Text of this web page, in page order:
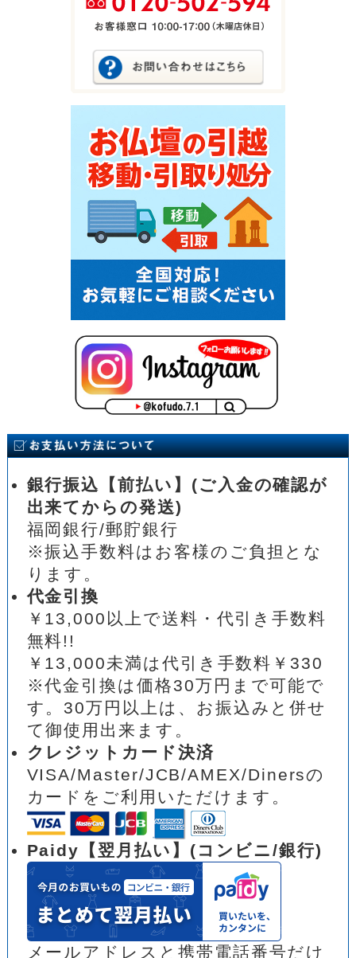
銀行振込【前払い】(ご入金の確認が
出来てからの発送)
福岡銀行/郵貯銀行
※振込手数料はお客様のご負担とな
ります。
代金引換
￥13,000以上で送料・代引き手数料
無料!!
￥13,000未満は代引き手数料￥330
※代金引換は価格30万円まで可能で
す。30万円以上は、お振込みと併せ
て御使用出来ます。
クレジットカード決済
VISA/Master/JCB/AMEX/Dinersの
カードをご利用いただけます。
Paidy【翌月払い】(コンビニ/銀行)
メールアドレスと携帯電話番号だけ